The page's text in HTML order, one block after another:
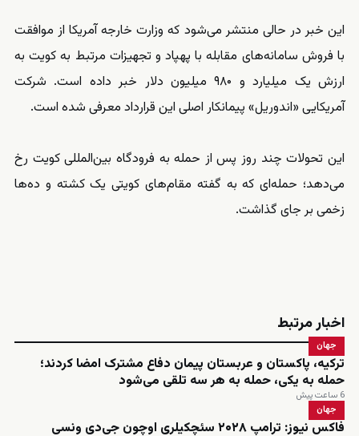
این خبر در حالی منتشر می‌شود که وزارت خارجه آمریکا از موافقت
با فروش سامانه‌های مقابله با پهپاد و تجهیزات مرتبط به کویت به
ارزش یک میلیارد و ۹۸۰ میلیون دلار خبر داده است. شرکت
آمریکایی «اندوریل» پیمانکار اصلی این قرارداد معرفی شده است.
این تحولات چند روز پس از حمله به فرودگاه بین‌المللی کویت رخ
می‌دهد؛ حمله‌ای که به گفته مقام‌های کویتی یک کشته و ده‌ها
زخمی بر جای گذاشت.
اخبار مرتبط
جهان
ترکیه، پاکستان و عربستان پیمان دفاع مشترک امضا کردند؛
حمله به یکی، حمله به هر سه تلقی می‌شود
6 ساعت پیش
جهان
فاکس نیوز: ترامپ ۲۰۲۸ سئچکیلری اوچون جی‌دی ونسی